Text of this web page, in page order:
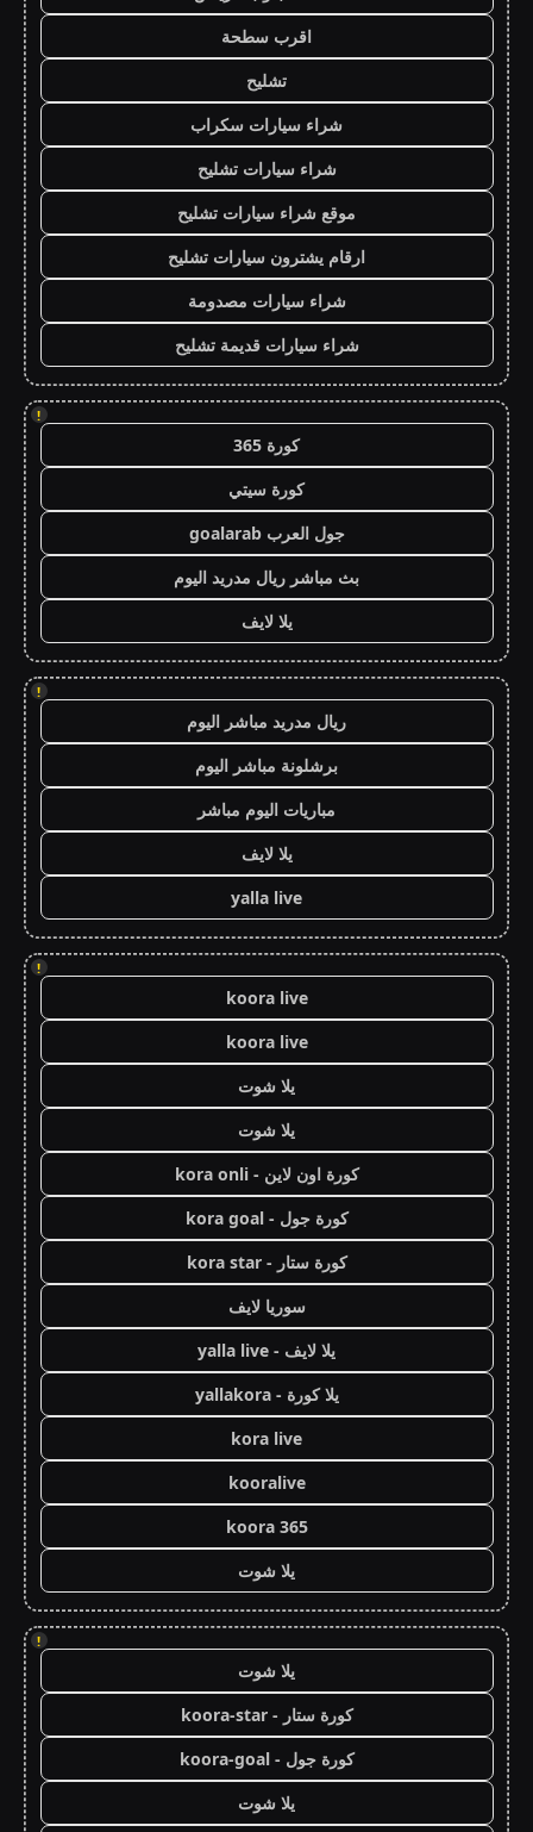
اقرب سطحة
تشليح
شراء سيارات سكراب
شراء سيارات تشليح
موقع شراء سيارات تشليح
ارقام يشترون سيارات تشليح
شراء سيارات مصدومة
شراء سيارات قديمة تشليح
!
كورة 365
كورة سيتي
جول العرب goalarab
بث مباشر ريال مدريد اليوم
يلا لايف
!
ريال مدريد مباشر اليوم
برشلونة مباشر اليوم
مباريات اليوم مباشر
يلا لايف
yalla live
!
koora live
koora live
يلا شوت
يلا شوت
كورة اون لاين - kora onli
كورة جول - kora goal
كورة ستار - kora star
سوريا لايف
يلا لايف - yalla live
يلا كورة - yallakora
kora live
kooralive
koora 365
يلا شوت
!
يلا شوت
كورة ستار - koora-star
كورة جول - koora-goal
يلا شوت